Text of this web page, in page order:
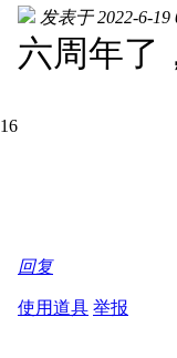
发表于 2022-6-19
六周年了
回复
使用道具 举报